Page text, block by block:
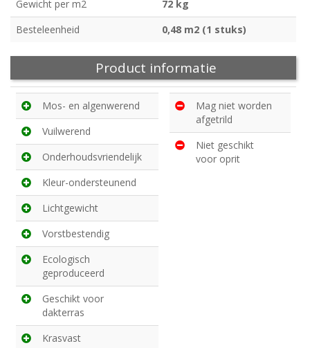
Gewicht per m2
72 kg
Besteleenheid
0,48 m2 (1 stuks)
Product informatie
Mos- en algenwerend
Vuilwerend
Onderhoudsvriendelijk
Kleur-ondersteunend
Lichtgewicht
Vorstbestendig
Ecologisch
geproduceerd
Geschikt voor
dakterras
Krasvast
Mag niet worden
afgetrild
Niet geschikt
voor oprit